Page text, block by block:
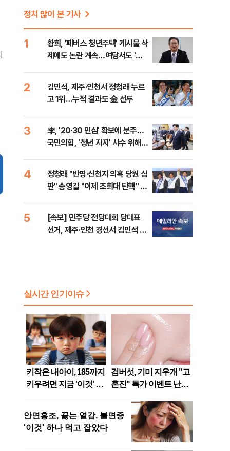
정치 많이 본 기사
1
황희, '폐버스 청년주택' 게시물 삭
제에도 논란 계속…여당서도 '내
2
김민석, 제주·인천서 정청래 누르
고 1위…누적 결과도 金 선두
3
李, '20·30 민심' 확보에 분주…
국민의힘, '청년 지지' 사수 위해
4
정청래 "반명·신천지 의혹 당원 심
판" 송영길 "이제 조희대 탄핵" 김
5
[속보] 민주당 전당대회 당대표
선거, 제주·인천 경선서 김민석 승